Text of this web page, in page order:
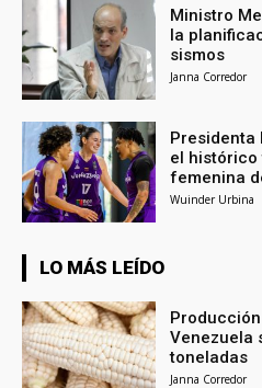
Ministro
la
sismos
Janna Corredor
Presidenta
el
femenina
Wuinder Urbina
LO MÁS LEÍDO
Venezuela
toneladas
Janna Corredor